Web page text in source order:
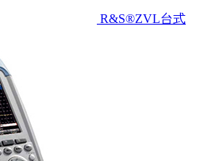
R&S®ZVL台式